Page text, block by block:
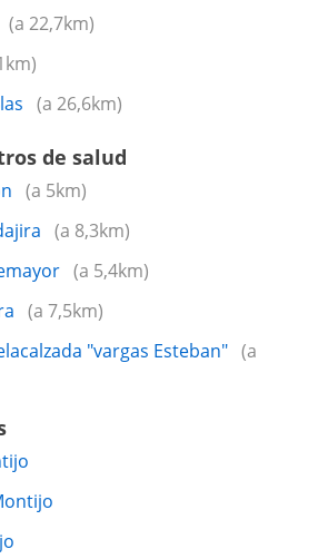
(a 22,7km)
(a 26,6km)
de salud
(a 5km)
(a 8,3km)
(a 5,4km)
(a 7,5km)
"vargas Esteban" (a